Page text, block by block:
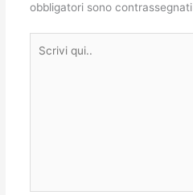
obbligatori sono contrassegnati
qui..